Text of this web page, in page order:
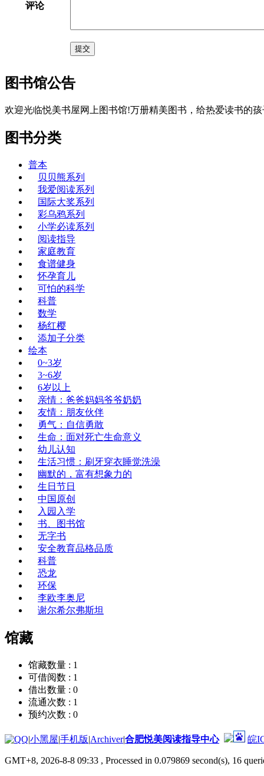
评论
提交
图书馆公告
欢迎光临悦美书屋网上图书馆!万册精美图书，给热爱读书的
图书分类
普本
贝贝熊系列
我爱阅读系列
国际大奖系列
彩乌鸦系列
小学必读系列
阅读指导
家庭教育
食谱健身
怀孕育儿
可怕的科学
科普
数学
杨红樱
添加子分类
绘本
0~3岁
3~6岁
6岁以上
亲情：爸爸妈妈爷爷奶奶
友情：朋友伙伴
勇气：自信勇敢
生命：面对死亡生命意义
幼儿认知
生活习惯：刷牙穿衣睡觉洗澡
幽默的，富有想象力的
生日节日
中国原创
入园入学
书、图书馆
无字书
安全教育品格品质
科普
恐龙
环保
李欧李奥尼
谢尔希尔弗斯坦
馆藏
馆藏数量 : 1
可借阅数 : 1
借出数量 : 0
流通次数 : 1
预约次数 : 0
|小黑屋|手机版|Archiver|合肥悦美阅读指导中心 皖
GMT+8, 2026-8-8 09:33 , Processed in 0.079869 second(s), 16